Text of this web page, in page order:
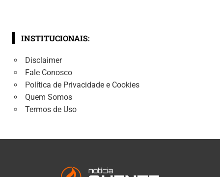
INSTITUCIONAIS:
Disclaimer
Fale Conosco
Política de Privacidade e Cookies
Quem Somos
Termos de Uso